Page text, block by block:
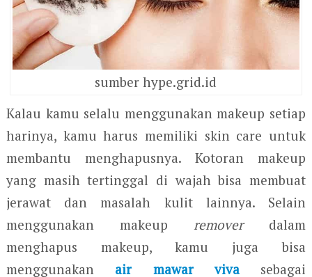
sumber hype.grid.id
Kalau kamu selalu menggunakan makeup setiap
harinya, kamu harus memiliki skin care untuk
membantu menghapusnya. Kotoran makeup
yang masih tertinggal di wajah bisa membuat
jerawat dan masalah kulit lainnya. Selain
menggunakan makeup removerdalam
menghapus makeup, kamu juga bisa
menggunakan air mawar vivasebagai